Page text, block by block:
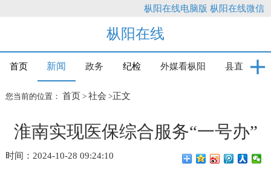
枞阳在线电脑版 枞阳在线微信
枞阳在线
首页 新闻 政务 纪检 外媒看枞阳 县直
您当前的位置： 首页 > 社会 >正文
淮南实现医保综合服务“一号办”
时间：2024-10-28 09:24:10